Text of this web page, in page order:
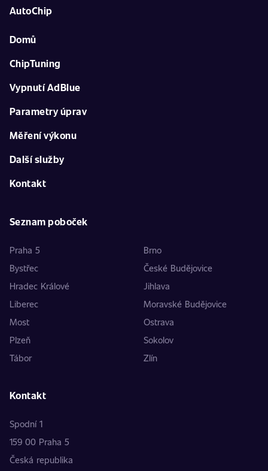
AutoChip
Domů
ChipTuning
Vypnutí AdBlue
Parametry úprav
Měření výkonu
Další služby
Kontakt
Seznam poboček
Praha 5
Brno
Bystřec
České Budějovice
Hradec Králové
Jihlava
Liberec
Moravské Budějovice
Most
Ostrava
Plzeň
Sokolov
Tábor
Zlín
Kontakt
Spodní 1
159 00 Praha 5
Česká republika